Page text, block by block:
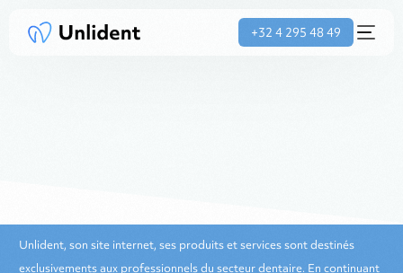
+32 4 295 48 49
Unlident, son site internet, ses produits et services sont destinés
exclusivements aux professionnels du secteur dentaire. En continuant